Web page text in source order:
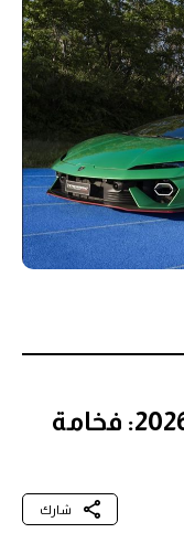
إنفينيتي QX80 طراز العام 2026: فخامة
شارك